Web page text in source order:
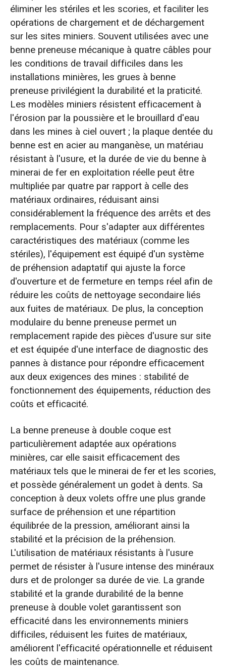
éliminer les stériles et les scories, et faciliter les
opérations de chargement et de déchargement
sur les sites miniers. Souvent utilisées avec une
benne preneuse mécanique à quatre câbles pour
les conditions de travail difficiles dans les
installations minières, les grues à benne
preneuse privilégient la durabilité et la praticité.
Les modèles miniers résistent efficacement à
l'érosion par la poussière et le brouillard d'eau
dans les mines à ciel ouvert ; la plaque dentée du
benne est en acier au manganèse, un matériau
résistant à l'usure, et la durée de vie du benne à
minerai de fer en exploitation réelle peut être
multipliée par quatre par rapport à celle des
matériaux ordinaires, réduisant ainsi
considérablement la fréquence des arrêts et des
remplacements. Pour s'adapter aux différentes
caractéristiques des matériaux (comme les
stériles), l'équipement est équipé d'un système
de préhension adaptatif qui ajuste la force
d'ouverture et de fermeture en temps réel afin de
réduire les coûts de nettoyage secondaire liés
aux fuites de matériaux. De plus, la conception
modulaire du benne preneuse permet un
remplacement rapide des pièces d'usure sur site
et est équipée d'une interface de diagnostic des
pannes à distance pour répondre efficacement
aux deux exigences des mines : stabilité de
fonctionnement des équipements, réduction des
coûts et efficacité.
La benne preneuse à double coque est
particulièrement adaptée aux opérations
minières, car elle saisit efficacement des
matériaux tels que le minerai de fer et les scories,
et possède généralement un godet à dents. Sa
conception à deux volets offre une plus grande
surface de préhension et une répartition
équilibrée de la pression, améliorant ainsi la
stabilité et la précision de la préhension.
L'utilisation de matériaux résistants à l'usure
permet de résister à l'usure intense des minéraux
durs et de prolonger sa durée de vie. La grande
stabilité et la grande durabilité de la benne
preneuse à double volet garantissent son
efficacité dans les environnements miniers
difficiles, réduisent les fuites de matériaux,
améliorent l'efficacité opérationnelle et réduisent
les coûts de maintenance.